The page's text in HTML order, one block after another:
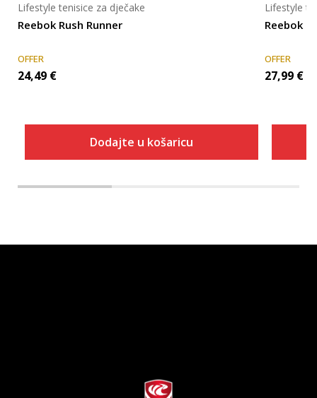
Reebok Rush Runner
Lifestyle tenisice za dječake
OFFER
24,49 €
Dodajte u košaricu
Reebok
Lifestyle
OFFER
27,99 €